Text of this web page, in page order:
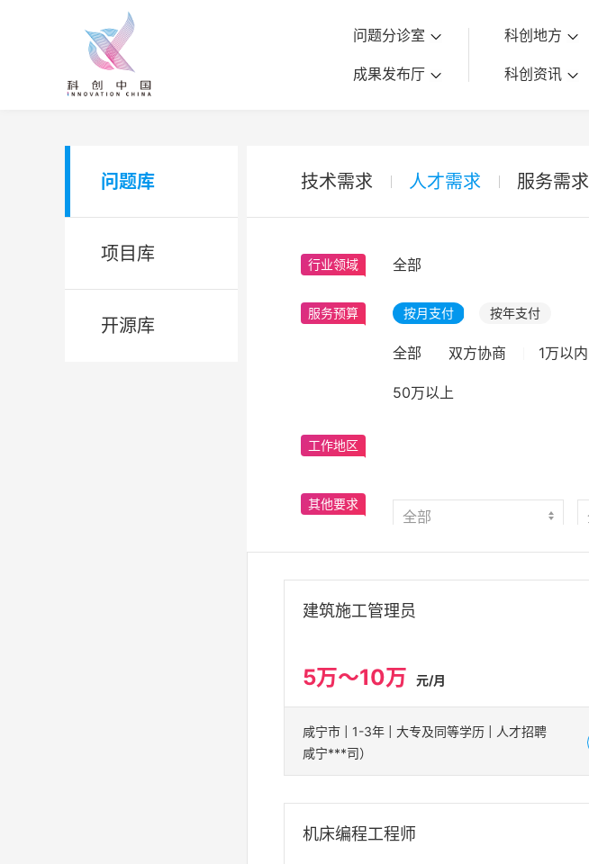
问题分诊室
成果发布厅
科创地方
科创资讯
问题库
项目库
开源库
技术需求 人才需求 服务需求
行业领域 全部
服务预算 按月支付 按年支付
全部 双方协商 1万以内
50万以上
工作地区
其他要求
建筑施工管理员
5万～10万 元/月
咸宁市 | 1-3年 | 大专及同等学历 | 人才招聘
咸宁***司）
机床编程工程师